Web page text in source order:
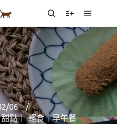
SearchMore info
Main
06
甜點｜ 輕食｜早午餐